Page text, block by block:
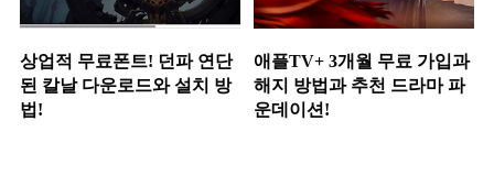
상업적 무료폰트! 던파 연단
된 칼날 다운로드와 설치 방
법!
애플TV+ 3개월 무료 가입과
해지 방법과 추천 드라마 파
운데이션!